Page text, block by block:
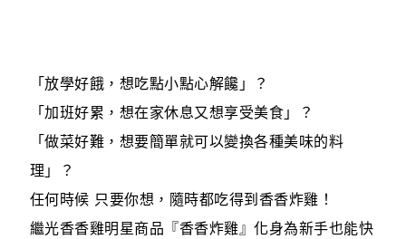
「放學好餓，想吃點小點心解饞」？
「加班好累，想在家休息又想享受美食」？
「做菜好難，想要簡單就可以變換各種美味的料
理」？
任何時候 只要你想，隨時都吃得到香香炸雞！
繼光香香雞明星商品『香香炸雞』化身為新手也能快